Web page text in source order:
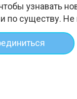
узнавать
по существу. Не